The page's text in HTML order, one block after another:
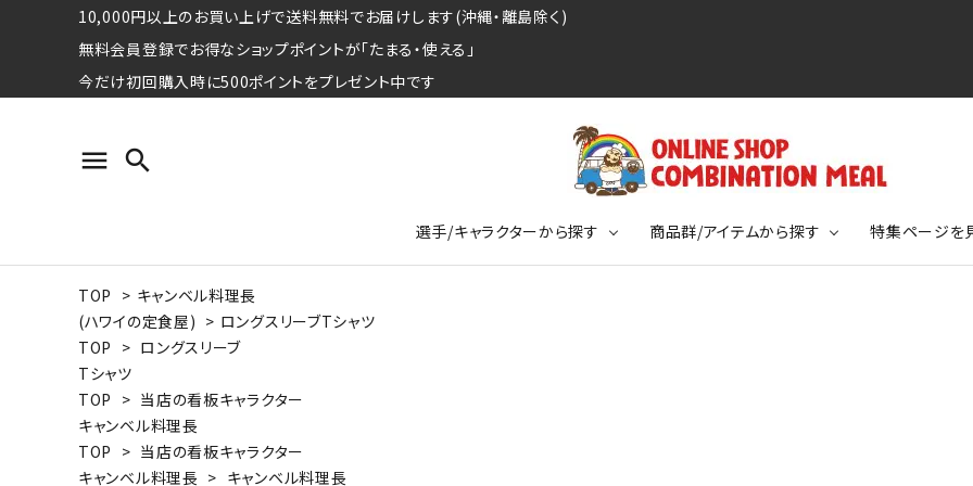
10,000円以上のお買い上げで送料無料でお届けします(沖縄・離島除く)
無料会員登録でお得なショップポイントが「たまる・使える」
今だけ初回購入時に500ポイントをプレゼント中です
menu search
選手/キャラクターから探す
プロ野球選手コレクション
日本プロサッカー選手会シリーズ
水泳競技選手コレクション
商品群/アイテムから探す
Tシャツ
パーカー
期間限定販売アイテム
特集ページを
特集ページ
ウォーレン･クロマティ
特集ページ
競走馬コレクション
TOP > キャンベル料理長
(ハワイの定食屋) > ロングスリーブTシャツ
TOP > ロングスリーブ
Tシャツ
TOP > 当店の看板キャラクター
キャンベル料理長
TOP > 当店の看板キャラクター
キャンベル料理長 > キャンベル料理長